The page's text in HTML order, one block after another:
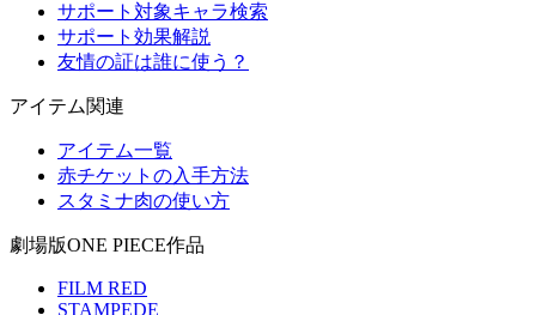
サポート対象キャラ検索
サポート効果解説
友情の証は誰に使う？
アイテム関連
アイテム一覧
赤チケットの入手方法
スタミナ肉の使い方
劇場版ONE PIECE作品
FILM RED
STAMPEDE